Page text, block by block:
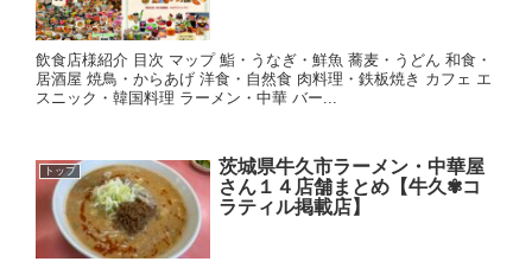
飲食店様紹介 目次 マップ 鮨・うなぎ・鮮魚 蕎麦・うどん 和食・
居酒屋 焼鳥・からあげ 洋食・自然食 肉料理・鉄板焼き カフェ エ
スニック・韓国料理 ラーメン・中華 バー...
トップ
茨城県牛久市ラーメン・中華屋
さん１４店舗まとめ【牛久✾コ
ラティル掲載店】